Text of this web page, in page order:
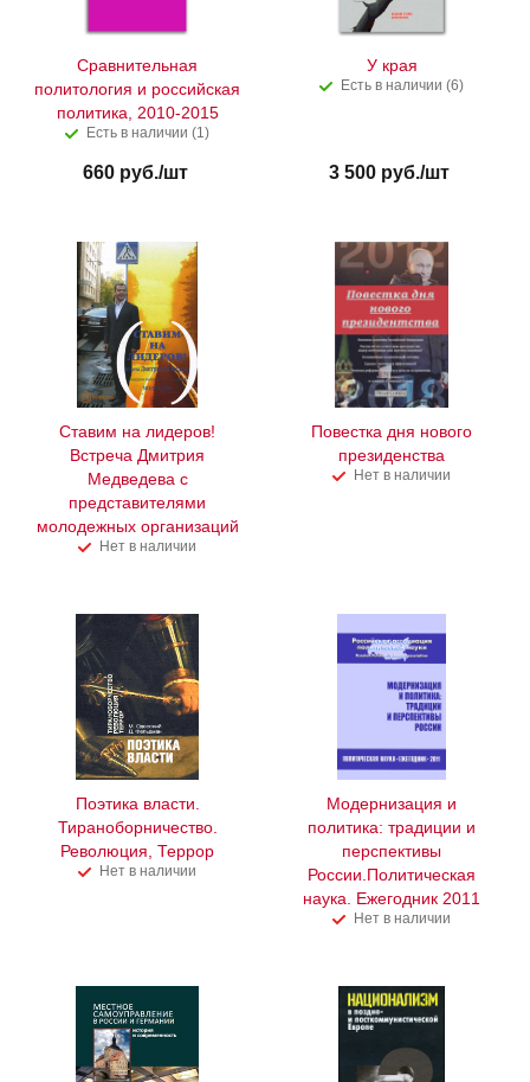
Сравнительная
политология и российская
политика, 2010-2015
Есть в наличии (1)
660руб./шт
У края
Есть в наличии (6)
3 500 руб./шт
Ставим на лидеров!
Встреча Дмитрия
Медведева с
представителями
молодежных организаций
Нет в наличии
Повестка дня нового
президенства
Нет в наличии
Поэтика власти.
Тираноборничество.
Революция, Террор
Нет в наличии
Модернизация и
политика: традиции и
перспективы
России.Политическая
наука. Ежегодник 2011
Нет в наличии